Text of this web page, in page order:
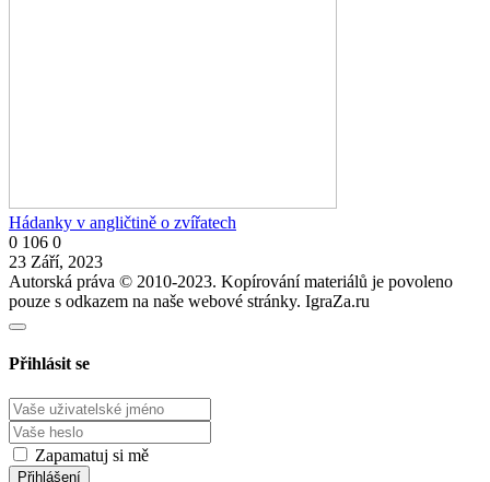
Hádanky v angličtině o zvířatech
0 106 0
23 Září, 2023
Autorská práva © 2010-2023. Kopírování materiálů je povoleno
pouze s odkazem na naše webové stránky. IgraZa.ru
Přihlásit se
Zapamatuj si mě